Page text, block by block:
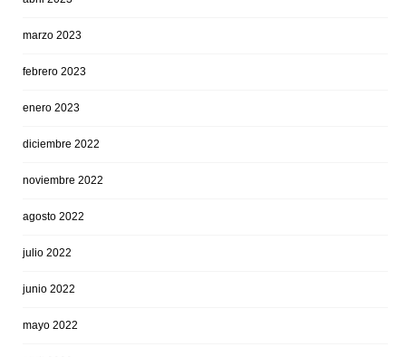
marzo 2023
febrero 2023
enero 2023
diciembre 2022
noviembre 2022
agosto 2022
julio 2022
junio 2022
mayo 2022